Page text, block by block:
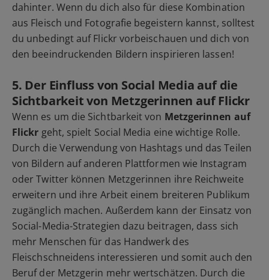
dahinter. Wenn du dich also für diese Kombination
aus Fleisch und Fotografie begeistern kannst, solltest
du unbedingt auf Flickr vorbeischauen und dich von
den beeindruckenden Bildern inspirieren lassen!
5. Der Einfluss von Social Media auf die
Sichtbarkeit von Metzgerinnen auf Flickr
Wenn es um die Sichtbarkeit von Metzgerinnen auf
Flickr geht, spielt Social Media eine wichtige Rolle.
Durch die Verwendung von Hashtags und das Teilen
von Bildern auf anderen Plattformen wie Instagram
oder Twitter können Metzgerinnen ihre Reichweite
erweitern und ihre Arbeit einem breiteren Publikum
zugänglich machen. Außerdem kann der Einsatz von
Social-Media-Strategien dazu beitragen, dass sich
mehr Menschen für das Handwerk des
Fleischschneidens interessieren und somit auch den
Beruf der Metzgerin mehr wertschätzen. Durch die